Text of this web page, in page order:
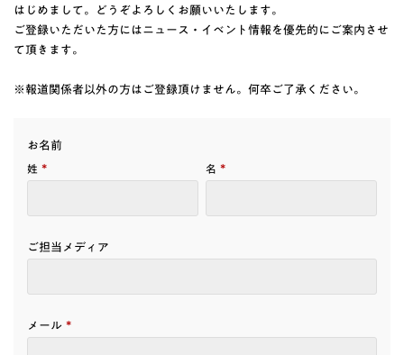
はじめまして。どうぞよろしくお願いいたします。
ご登録いただいた方にはニュース・イベント情報を優先的にご案内させ
て頂きます。
※報道関係者以外の方はご登録頂けません。何卒ご了承ください。
お名前
姓 * 名 *
ご担当メディア
メール *